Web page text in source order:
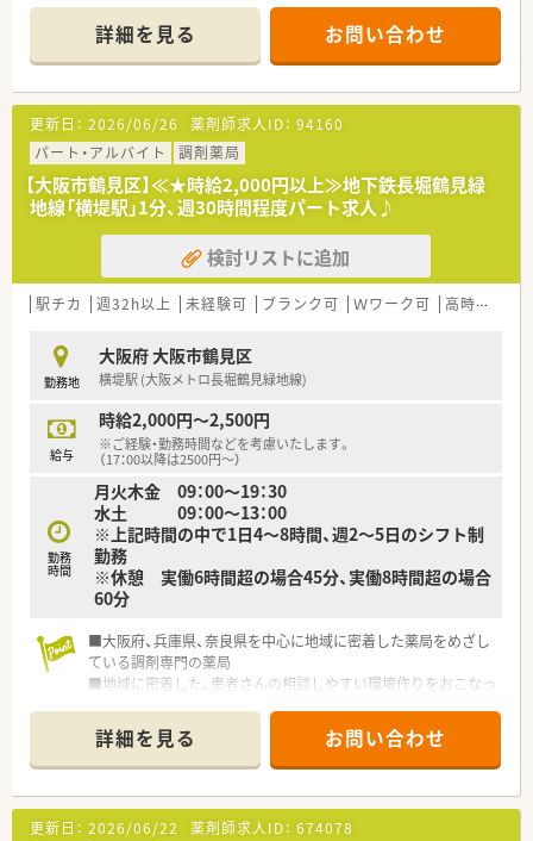
多岐にわたり、幅広い処方箋に触れることが可能です。
■近隣の医療機関から様々な処方箋を受け付けており、地域の健
康を支える拠点として多くの患者様が来局されます。
【法人特徴について】
■東証プライム上場企業として全国に350店舗以上の薬局を展
開しており、安定した経営基盤を誇る法人です。
■調剤業界でいち早くM&Aを開始した実績があり、現在も積極
的な店舗拡大を続けている成長性の高い企業です。
■大学病院門前からドラッグストア併設店まで、多様な店舗形態
を運営することで幅広い医療ニーズに応えています。
【勤務実態について】
■年間休日は120日以上を確保しており、仕事とプライベートの
■残業時間は月平均15時間程度と少なめで、さらに1分単位で残
業代が支給されるため安心感を持って働けます。
■1ヶ月単位の変形労働制を採用しており、週平均の実働が40時
間以内になるよう適切な労務管理を行っています。
詳細を見る お問い合わせ
更新日： 2026/06/26 薬剤師求人ID： 94160
パート・アルバイト
調剤薬局
【大阪市鶴見区】≪★時給2,000円以上≫地下鉄長堀鶴見緑
地線「横堤駅」1分、週30時間程度パート求人♪
検討リストに追加
駅チカ 週32h以上 未経験可 ブランク可 Ｗワーク可 高時給(2,500円以上)
勤務地
大阪府 大阪市鶴見区
横堤駅 (大阪メトロ長堀鶴見緑地線)
給与
時給2,000円～2,500円
※ご経験・勤務時間などを考慮いたします。
（17：00以降は2500円～）
勤務
時間
月火木金 09：00～19：30
水土 09：00～13：00
※上記時間の中で1日4～8時間、週2～5日のシフト制
勤務
※休憩 実働6時間超の場合45分、実働8時間超の場合
60分
■大阪府、兵庫県、奈良県を中心に地域に密着した薬局をめざし
ている調剤専門の薬局
■地域に密着した、患者さんの相談しやすい環境作りをおこなっ
詳細を見る お問い合わせ
更新日： 2026/06/22 薬剤師求人ID： 674078